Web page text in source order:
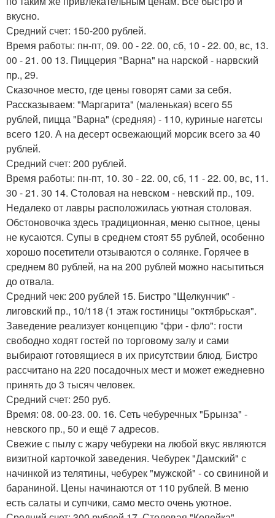
вкусно.
Средний счет: 150-200 рублей.
Время работы: пн-пт, 09. 00 - 22. 00, сб, 10 - 22. 00, вс, 13.
00 - 21. 00 13. Пиццерия "Варна" на нарской - нарвский
пр., 29.
Сказочное место, где цены говорят сами за себя.
Рассказываем: "Маргарита" (маленькая) всего 55
рублей, пицца "Варна" (средняя) - 110, куриные нагетсы
всего 120. А на десерт освежающий морсик всего за 40
рублей.
Средний счет: 200 рублей.
Время работы: пн-пт, 10. 30 - 22. 00, сб, 11 - 22. 00, вс, 11.
30 - 21. 30 14. Столовая на невском - невский пр., 109.
Недалеко от лавры расположилась уютная столовая.
Обстоновочка здесь традиционная, меню сытное, цены
не кусаются. Супы в среднем стоят 55 рублей, особенно
хорошо посетители отзываются о солянке. Горячее в
среднем 80 рублей, на на 200 рублей можно насытиться
до отвала.
Средний чек: 200 рублей 15. Бистро "Щелкунчик" -
лиговский пр., 10/118 (1 этаж гостиницы "октябрьская".
Заведение реализует концепцию "фри - фло": гости
свободно ходят гостей по торговому залу и сами
выбирают готовящиеся в их присутствии блюд. Бистро
рассчитано на 220 посадочных мест и может ежедневно
принять до 3 тысяч человек.
Средний счет: 250 руб.
Время: 08. 00-23. 00. 16. Сеть чебуречных "Брынза" -
невского пр., 50 и ещё 7 адресов.
Свежие с пылу с жару чебуреки на любой вкус являются
визитной карточкой заведения. Чебурек "Дамский" с
начинкой из телятины, чебурек "мужской" - со свининой и
бараниной. Цены начинаются от 110 рублей. В меню
есть салаты и супчики, само место очень уютное.